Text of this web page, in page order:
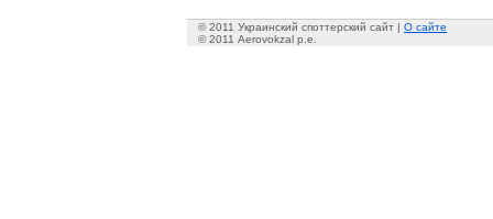
© 2011 Украинский споттерский сайт | О сайте
© 2011 Aerovokzal p.e.